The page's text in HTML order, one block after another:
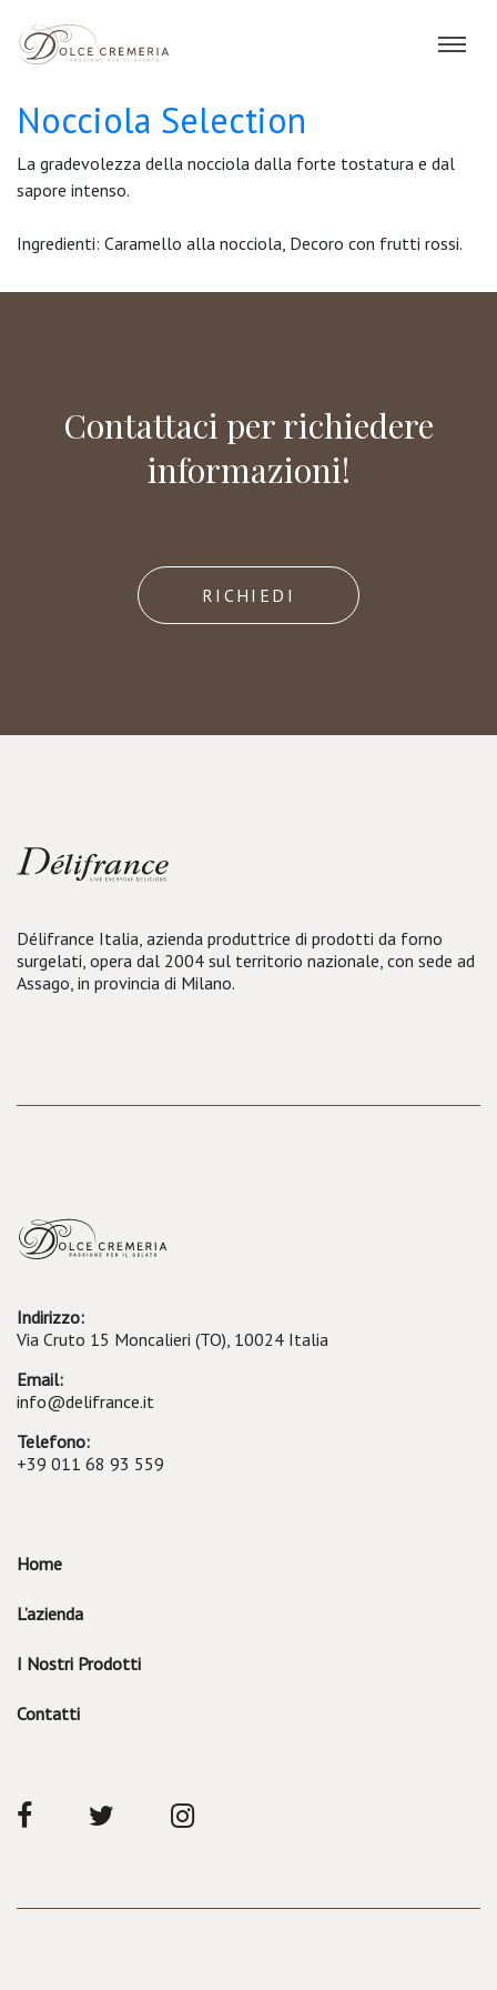
Nocciola Selection
La gradevolezza della nocciola dalla forte tostatura e dal
sapore intenso.
Ingredienti: Caramello alla nocciola, Decoro con frutti rossi.
Contattaci per richiedere
informazioni!
RICHIEDI
Délifrance Italia, azienda produttrice di prodotti da forno
surgelati, opera dal 2004 sul territorio nazionale, con sede ad
Assago, in provincia di Milano.
Indirizzo:
Via Cruto 15 Moncalieri (TO), 10024 Italia
Email:
info@delifrance.it
Telefono:
+39 011 68 93 559
Home
L’azienda
I Nostri Prodotti
Contatti